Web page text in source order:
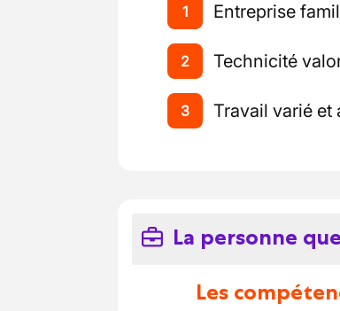
1 Entreprise
2 Technicité
3 Travail varié et
La personne
Les